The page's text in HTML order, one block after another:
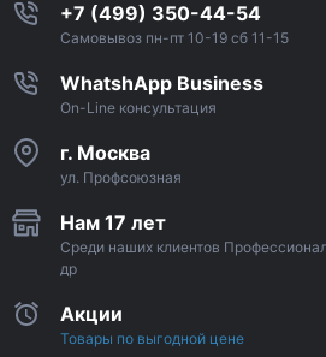
+7 (499) 350-44-54
Самовывоз пн-пт 10-19 сб 11-15
WhatshApp Business
On-Line консультация
г. Москва
ул. Профсоюзная
Нам 17 лет
Среди наших клиентов
др
Акции
Товары по выгодной цене